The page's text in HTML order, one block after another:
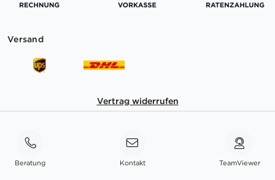
Versand
Vertrag widerrufen
Beratung Kontakt TeamViewer